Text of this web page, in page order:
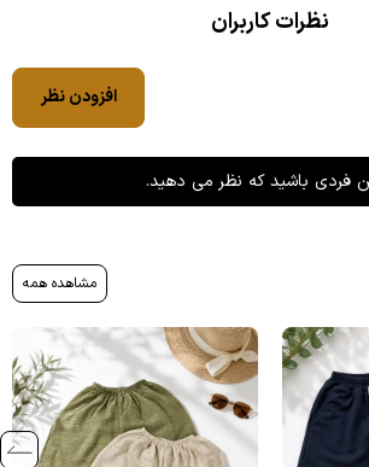
نظرات کاربران
افزودن نظر
فردی باشید که نظر می دهید.
مشاهده همه